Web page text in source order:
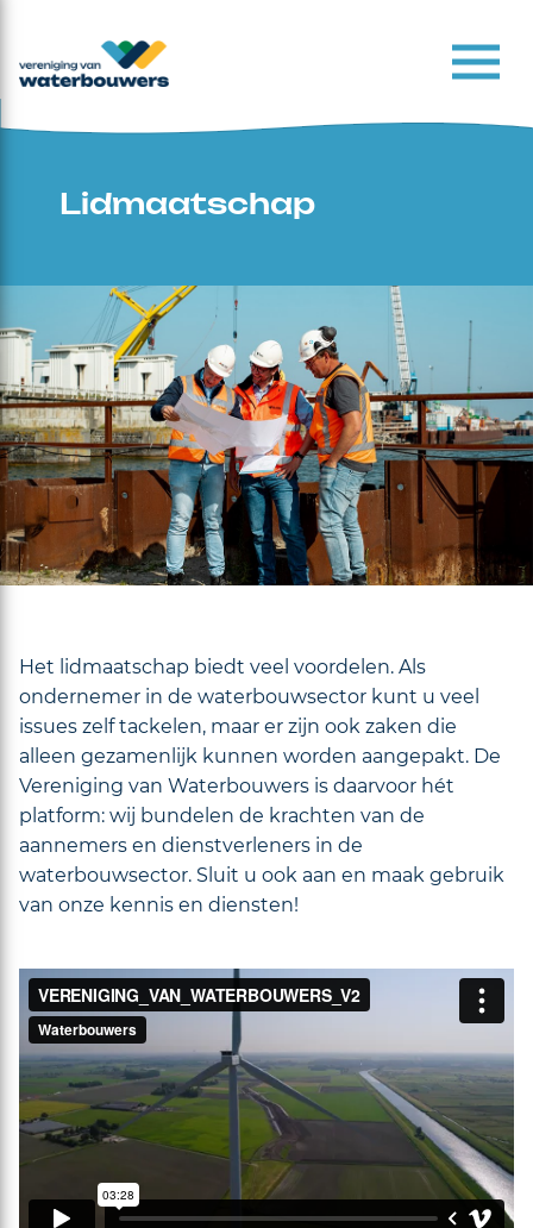
Lidmaatschap
Het lidmaatschap biedt veel voordelen. Als
ondernemer in de waterbouwsector kunt u veel
issues zelf tackelen, maar er zijn ook zaken die
alleen gezamenlijk kunnen worden aangepakt. De
Vereniging van Waterbouwers is daarvoor hét
platform: wij bundelen de krachten van de
aannemers en dienstverleners in de
waterbouwsector. Sluit u ook aan en maak gebruik
van onze kennis en diensten!